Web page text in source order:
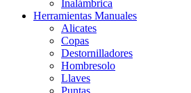
Inalámbrica
Herramientas Manuales
Alicates
Copas
Destornilladores
Hombresolo
Llaves
Puntas